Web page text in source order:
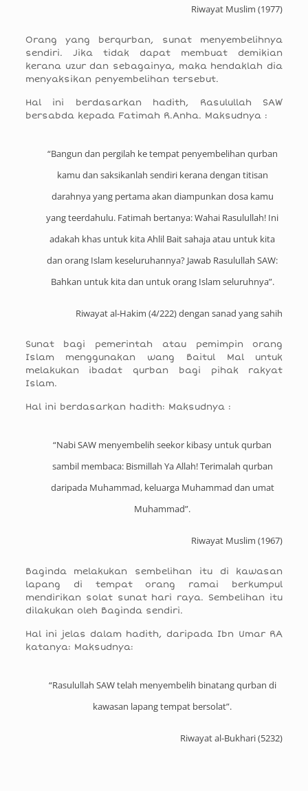
Riwayat Muslim (1977)
Orang yang berqurban, sunat menyembelihnya
sendiri. Jika tidak dapat membuat demikian
kerana uzur dan sebagainya, maka hendaklah dia
menyaksikan penyembelihan tersebut.
Hal ini berdasarkan hadith, Rasulullah SAW
bersabda kepada Fatimah R.Anha. Maksudnya :
“Bangun dan pergilah ke tempat penyembelihan qurban
kamu dan saksikanlah sendiri kerana dengan titisan
darahnya yang pertama akan diampunkan dosa kamu
yang teerdahulu. Fatimah bertanya: Wahai Rasulullah! Ini
adakah khas untuk kita Ahlil Bait sahaja atau untuk kita
dan orang Islam keseluruhannya? Jawab Rasulullah SAW:
Bahkan untuk kita dan untuk orang Islam seluruhnya”.
Riwayat al-Hakim (4/222) dengan sanad yang sahih
Sunat bagi pemerintah atau pemimpin orang
Islam menggunakan wang Baitul Mal untuk
melakukan ibadat qurban bagi pihak rakyat
Islam.
Hal ini berdasarkan hadith: Maksudnya :
“Nabi SAW menyembelih seekor kibasy untuk qurban
sambil membaca: Bismillah Ya Allah! Terimalah qurban
daripada Muhammad, keluarga Muhammad dan umat
Muhammad”.
Riwayat Muslim (1967)
Baginda melakukan sembelihan itu di kawasan
lapang di tempat orang ramai berkumpul
mendirikan solat sunat hari raya. Sembelihan itu
dilakukan oleh Baginda sendiri.
Hal ini jelas dalam hadith, daripada Ibn Umar RA
katanya: Maksudnya:
“Rasulullah SAW telah menyembelih binatang qurban di
kawasan lapang tempat bersolat”.
Riwayat al-Bukhari (5232)